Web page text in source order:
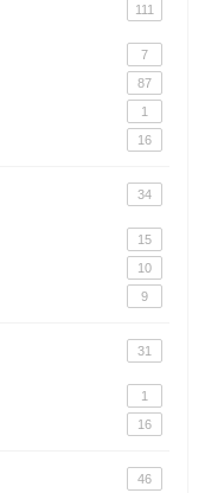
111
7
87
1
16
34
15
10
9
31
1
16
46